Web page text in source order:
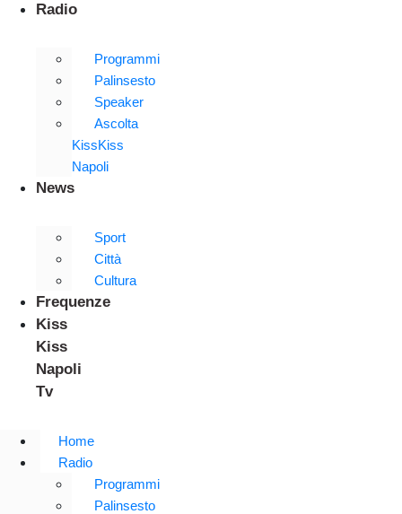
Radio
Programmi
Palinsesto
Speaker
Ascolta
KissKiss
Napoli
News
Sport
Città
Cultura
Frequenze
Kiss
Kiss
Napoli
Tv
Home
Radio
Programmi
Palinsesto